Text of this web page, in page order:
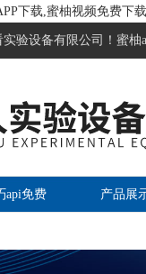
下载,蜜柚视频免费下
设备有限公司！蜜
api免费 产品展